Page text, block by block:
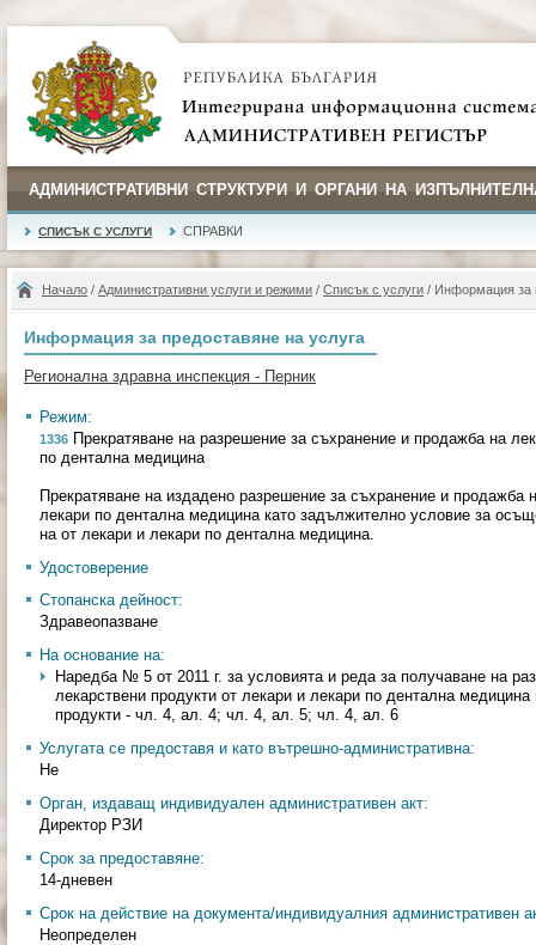
АДМИНИСТРАТИВНИ СТРУКТУРИ И ОРГАНИ НА
СПИСЪК С УСЛУГИ СПРАВКИ
Начало / Административни услуги и режими / Списък с услуги / Информация за
Информация за предоставяне на услуга
Регионална здравна инспекция - Перник
Режим:
1336 Прекратяване на разрешение за съхранение и продажба на
по дентална медицина
Прекратяване на издадено разрешение за съхранение и продажба
лекари по дентална медицина като задължително условие за
на от лекари и лекари по дентална медицина.
Удостоверение
Стопанска дейност:
Здравеопазване
На основание на:
Наредба № 5 от 2011 г. за условията и реда за получаване на
лекарствени продукти от лекари и лекари по дентална
продукти - чл. 4, ал. 4; чл. 4, ал. 5; чл. 4, ал. 6
Услугата се предоставя и като вътрешно-административна:
Не
Орган, издаващ индивидуален административен акт:
Директор РЗИ
Срок за предоставяне:
14-дневен
Срок на действие на документа/индивидуалния административен
Неопределен